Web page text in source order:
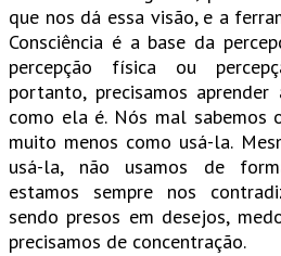
que nos dá essa visão, e a
Consciência é a base da
percepção física ou
portanto, precisamos
como ela é. Nós mal sabemos
muito menos como usá-la.
usá-la, não usamos de
estamos sempre nos
sendo presos em desejos,
precisamos de concentração.